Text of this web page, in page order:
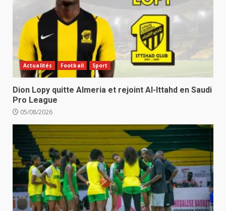
Actualités Football Sport
Dion Lopy quitte Almeria et rejoint Al-Ittahd en Saudi
Pro League
05/08/2026